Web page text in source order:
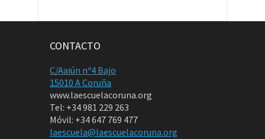
CONTACTO
C/Aaiún nº4 Bajo
15010 A Coruña
www.laescuelacoruna.org
Tel: +34 981 229 263
Móvil: +34 647 769 477
laescuela@laescuelacoruna.org